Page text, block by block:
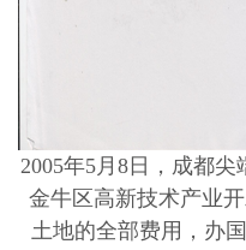
2005年5月8日，成都
金牛区高新技术产业
土地的全部费用，办